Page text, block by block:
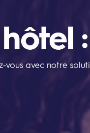
vous avec notre